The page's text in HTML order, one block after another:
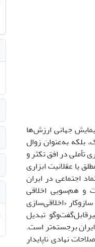
جهانی ارزش‌ها
بلکه به‌عنوان زوال
تأملی در افق تکثر و
یا عقلانیت ابزاری
اجتماعی در ایران
و هم‌سویی اخلاقی
«اخلاقی‌سازی
تبدیل
برجسته‌تر است.
نهادی ناپایدار